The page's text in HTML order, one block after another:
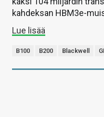
kahdeksan HBM3e-
Lue lisää
B100 B200 Blackwell